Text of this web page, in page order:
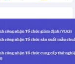
gì
Bia Hà Nội
diện, tiếp
nối hành
hơn 132